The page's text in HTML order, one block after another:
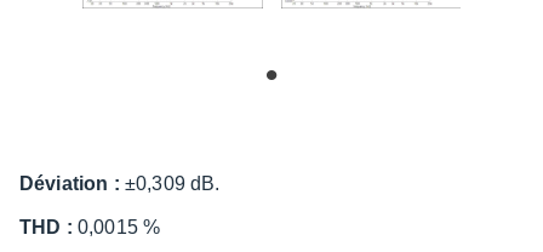
Dévia­tion : ±0,309 dB.
THD : 0,0015 %